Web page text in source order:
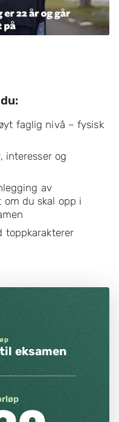
faglig nivå – fysisk
interesser og
av
du skal opp i
toppkarakterer
eksamen